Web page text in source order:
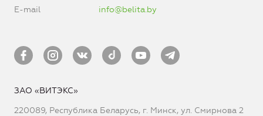
E-mail
info@belita.by
ЗАО «ВИТЭКС»
220089, Республика Беларусь, г. Минск, ул. Смирнова 2